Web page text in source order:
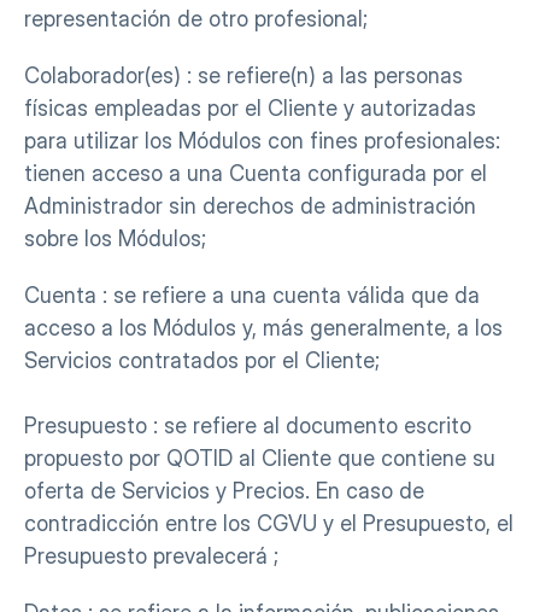
representación de otro profesional;
Colaborador(es) : se refiere(n) a las personas
físicas empleadas por el Cliente y autorizadas
para utilizar los Módulos con fines profesionales:
tienen acceso a una Cuenta configurada por el
Administrador sin derechos de administración
sobre los Módulos;
Cuenta : se refiere a una cuenta válida que da
acceso a los Módulos y, más generalmente, a los
Servicios contratados por el Cliente;
Presupuesto : se refiere al documento escrito
propuesto por QOTID al Cliente que contiene su
oferta de Servicios y Precios. En caso de
contradicción entre los CGVU y el Presupuesto, el
Presupuesto prevalecerá ;